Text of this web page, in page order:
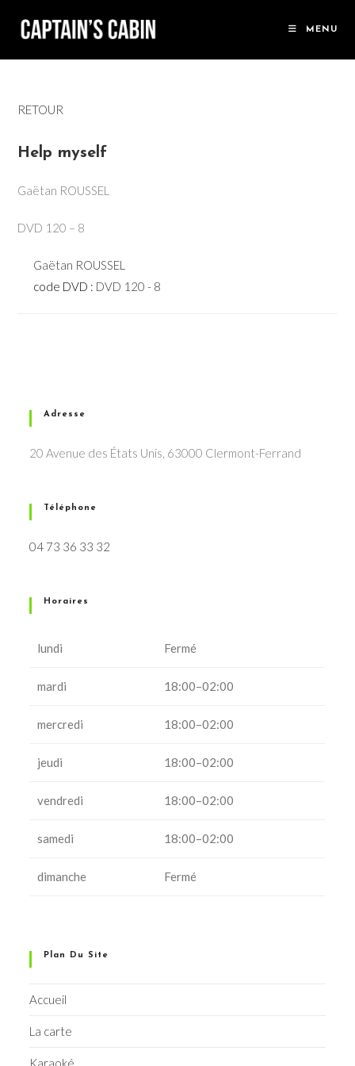
MENU
RETOUR
Help myself
Gaëtan ROUSSEL
DVD 120 – 8
Gaëtan ROUSSEL
code DVD : DVD 120 - 8
Adresse
20 Avenue des États Unis, 63000 Clermont-Ferrand
Téléphone
04 73 36 33 32
Horaires
lundi Fermé
mardi 18:00–02:00
mercredi 18:00–02:00
jeudi 18:00–02:00
vendredi 18:00–02:00
samedi 18:00–02:00
dimanche Fermé
Plan Du Site
Accueil
La carte
Karaoké